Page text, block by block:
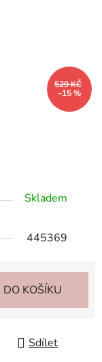
Skladem
445369
DO KOŠÍKU
Sdílet
529 KČ
–15 %